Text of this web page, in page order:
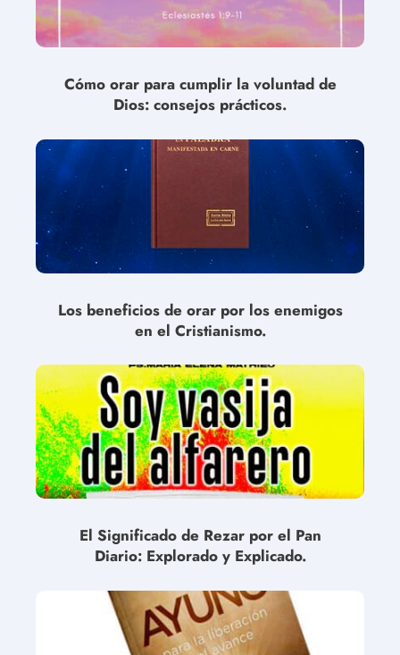
Cómo orar para cumplir la voluntad de
Dios: consejos prácticos.
Los beneficios de orar por los enemigos
en el Cristianismo.
El Significado de Rezar por el Pan
Diario: Explorado y Explicado.